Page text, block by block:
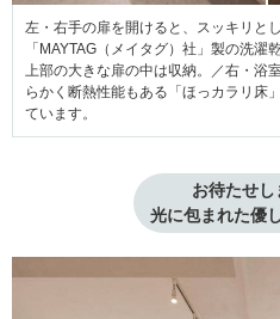
左・右手の扉を開けると、スッキリと
「MAYTAG（メイタグ）社」製の洗濯
上部の大きな扉の中は収納。／右・浴
らかく断熱性能もある「ほっカラリ床
ています。
お待たせし
光に包まれた優